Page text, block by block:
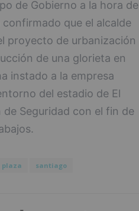
de Gobierno a la hora de
que el alcalde
proyecto de urbanización
de una glorieta en
instado a la empresa
del estadio de El
Seguridad con el fin de
plaza santiago